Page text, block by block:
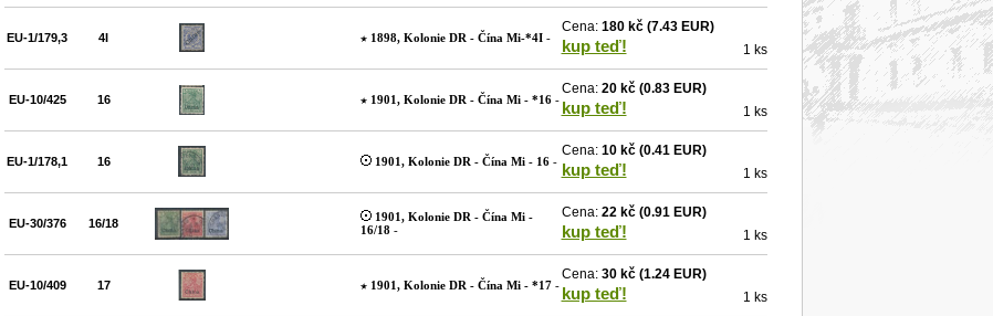
EU-1/179,3 4I 1898, Kolonie DR - Čína Mi-*4I-
Cena: 180 kč(7.43 EUR)
kup teď! 1 ks
EU-10/425 16 1901, Kolonie DR - Čína Mi - *16-
Cena: 20 kč(0.83 EUR)
kup teď! 1 ks
EU-1/178,1 16 1901, Kolonie DR - Čína Mi - 16-
Cena: 10 kč(0.41 EUR)
kup teď! 1 ks
EU-30/376 16/18
1901, Kolonie DR - Čína Mi -
16/18-
Cena: 22 kč(0.91 EUR)
kup teď! 1 ks
EU-10/409 17 1901, Kolonie DR - Čína Mi - *17-
Cena: 30 kč(1.24 EUR)
kup teď! 1 ks